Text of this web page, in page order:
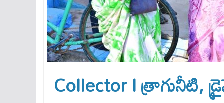
Collector l త్రాగునీటి,